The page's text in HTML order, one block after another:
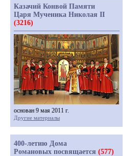
Казачий Конвой Памяти
Царя Мученика Николая II
(3216)
основан 9 мая 2011 г.
Другие материалы
400-летию Дома
Романовых посвящается (577)